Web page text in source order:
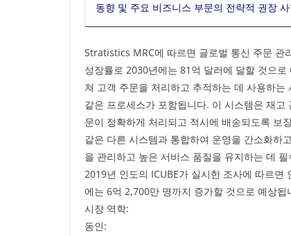
동향 및 주요 비즈니스 부문의 전략적 권장
Stratistics MRC에 따르면 글로벌 통신 주문 관
성장률로 2030년에는 81억 달러에 달할 것으
쳐 고객 주문을 처리하고 추적하는 데 사용하
같은 프로세스가 포함됩니다. 이 시스템은 재
문이 정확하게 처리되고 적시에 배송되도록 보
같은 다른 시스템과 통합하여 운영을 간소화하
을 관리하고 높은 서비스 품질을 유지하는 데 필
2019년 인도의 ICUBE가 실시한 조사에 따르
에는 6억 2,700만 명까지 증가할 것으로 예상됩
시장 역학:
동인: